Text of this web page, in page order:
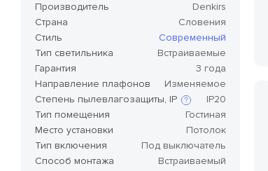
Производитель
Denkirs
Страна
Словения
Стиль
Современный
Тип светильника
Встраиваемые
Гарантия
3 года
Направление плафонов
Изменяемое
Степень пылевлагозащиты, IP
Степень защиты по стандарту IP,
или степень защиты оболочки
по классификации Ingress
IP20
Тип помещения
Гостиная
Место установки
Потолок
Тип включения
Под выключатель
Способ монтажа
Встраиваемый